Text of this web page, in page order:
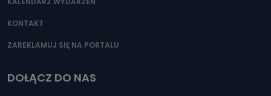
KONTAKT
ZAREKLAMUJ SIĘ NA PORTALU
DOŁĄCZ DO NAS